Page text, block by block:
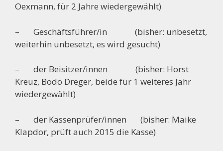
Oexmann, für 2 Jahre wiedergewählt)
– Geschäftsführer/in (bisher: unbesetzt,
weiterhin unbesetzt, es wird gesucht)
– der Beisitzer/innen (bisher: Horst
Kreuz, Bodo Dreger, beide für 1 weiteres Jahr
wiedergewählt)
– der Kassenprüfer/innen (bisher: Maike
Klapdor, prüft auch 2015 die Kasse)